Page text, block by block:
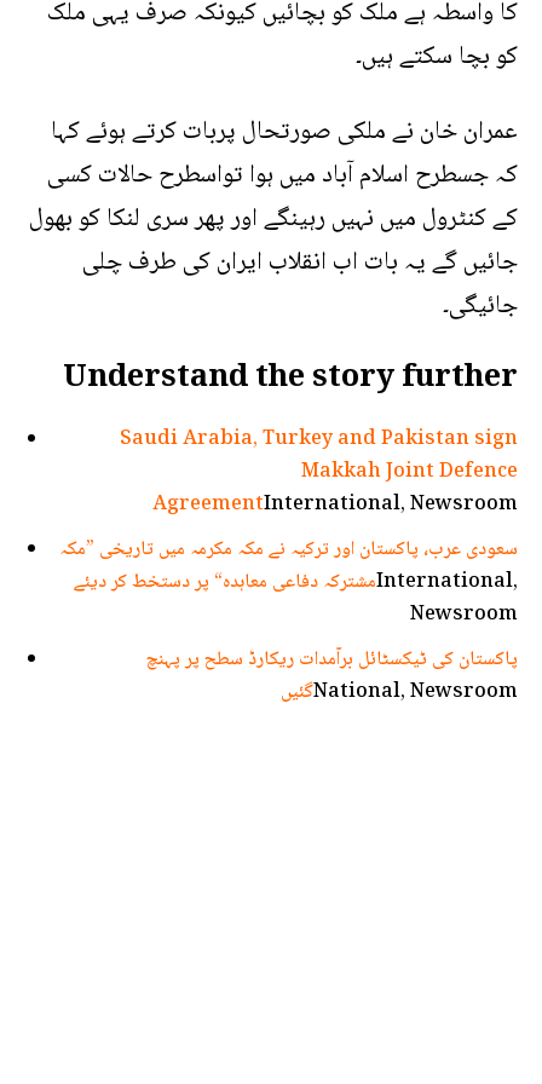
کا واسطہ ہے ملک کو بچائیں کیونکہ صرف یہی ملک
کو بچا سکتے ہیں۔
عمران خان نے ملکی صورتحال پربات کرتے ہوئے کہا
کہ جسطرح اسلام آباد میں ہوا تواسطرح حالات کسی
کے کنٹرول میں نہیں رہینگے اور پھر سری لنکا کو بھول
جائیں گے یہ بات اب انقلاب ایران کی طرف چلی
جائیگی۔
Understand the story further
Saudi Arabia, Turkey and Pakistan sign
Makkah Joint Defence
AgreementInternational, Newsroom
سعودی عرب، پاکستان اور ترکیہ نے مکہ مکرمہ میں تاریخی ”مکہ
مشترکہ دفاعی معاہدہ“ پر دستخط کر دیئےInternational,
Newsroom
پاکستان کی ٹیکسٹائل برآمدات ریکارڈ سطح پر پہنچ
گئیںNational, Newsroom